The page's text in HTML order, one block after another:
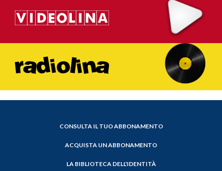
CONSULTA IL TUO ABBONAMENTO
ACQUISTA UN ABBONAMENTO
LA BIBLIOTECA DELL'IDENTITÀ